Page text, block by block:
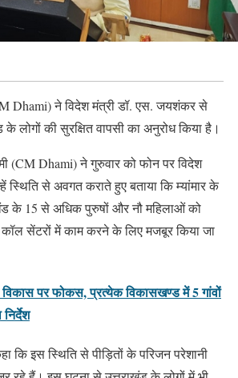
Dhami) ने विदेश मंत्री डॉ. एस. जयशंकर से
के लोगों की सुरक्षित वापसी का अनुरोध किया है।
(CM Dhami) ने गुरुवार को फोन पर विदेश
स्थिति से अवगत कराते हुए बताया कि म्यांमार के
के 15 से अधिक पुरुषों और नौ महिलाओं को
कॉल सेंटरों में काम करने के लिए मजबूर किया जा
विकास पर फोकस, प्रत्येक विकासखण्ड में 5 गांवों
कि इस स्थिति से पीड़ितों के परिजन परेशानी